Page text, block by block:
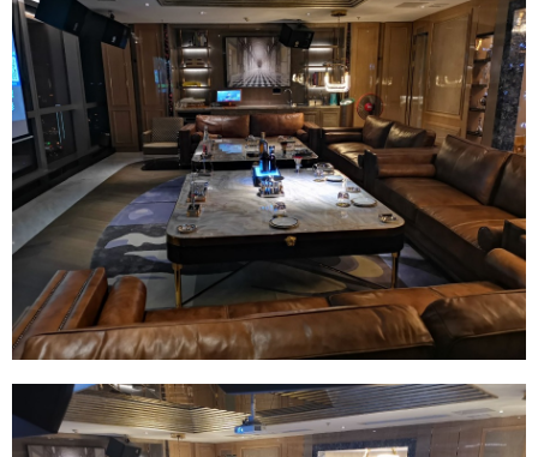
给undefined打赏
2 5 元 10 元
20 元 50 元 自定义
付费内容
¥
6位以上
6位以上